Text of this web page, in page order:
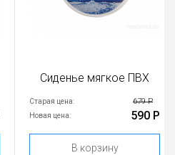
Сиденье мягкое ПВХ
Старая цена: 679 Р
Новая цена: 590 Р
В корзину